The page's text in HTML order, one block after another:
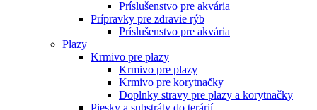
Príslušenstvo pre akvária
Prípravky pre zdravie rýb
Príslušenstvo pre akvária
Plazy
Krmivo pre plazy
Krmivo pre plazy
Krmivo pre korytnačky
Doplnky stravy pre plazy a korytnačky
Piesky a substráty do terárií